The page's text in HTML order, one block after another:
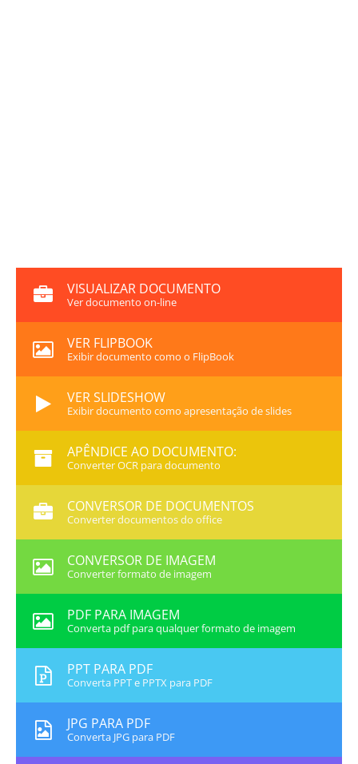
VISUALIZAR DOCUMENTO
Ver documento on-line
VER FLIPBOOK
Exibir documento como o FlipBook
VER SLIDESHOW
Exibir documento como apresentação de slides
APÊNDICE AO DOCUMENTO:
Converter OCR para documento
CONVERSOR DE DOCUMENTOS
Converter documentos do office
CONVERSOR DE IMAGEM
Converter formato de imagem
PDF PARA IMAGEM
Converta pdf para qualquer formato de imagem
PPT PARA PDF
Converta PPT e PPTX para PDF
JPG PARA PDF
Converta JPG para PDF